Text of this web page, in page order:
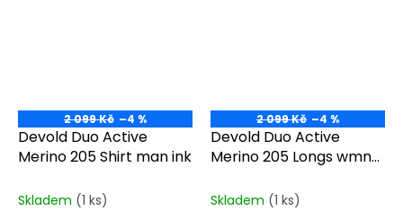
2 099 Kč –4 %
Devold Duo Active
Merino 205 Shirt man ink
Skladem (1 ks)
2 099 Kč –4 %
Devold Duo Active
Merino 205 Longs wmn
Skladem (1 ks)